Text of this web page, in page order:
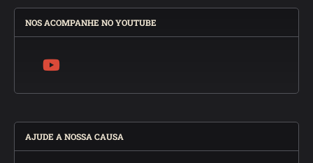
NOS ACOMPANHE NO YOUTUBE
AJUDE A NOSSA CAUSA